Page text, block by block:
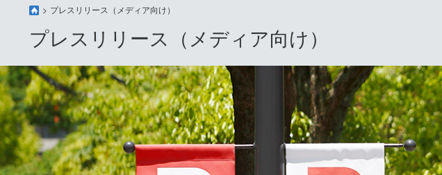
プレスリリース（メディア向け）
プレスリリース（メディア向け）